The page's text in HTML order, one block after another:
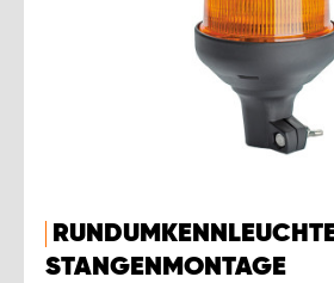
STANGENMONTAGE